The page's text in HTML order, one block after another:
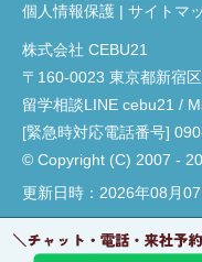
個人情報保護 | サイトマ
株式会社 CEBU21
〒160-0023 東京都新宿
留学相談LINE cebu21 /
[緊急時対応電話番号]
© Copyright (C) 2007 -
更新日時：2026年08月